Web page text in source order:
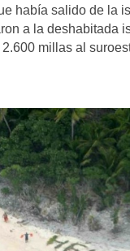
había salido de la
a la deshabitada
millas al